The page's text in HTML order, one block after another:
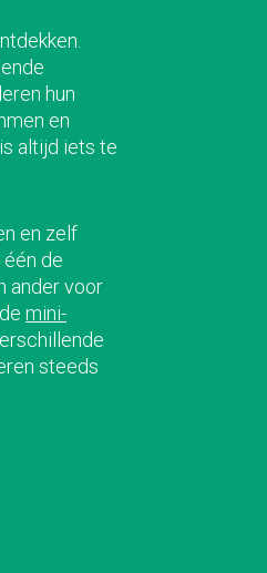
hun
en
altijd iets te
en zelf
de
ander voor
mini-
steeds